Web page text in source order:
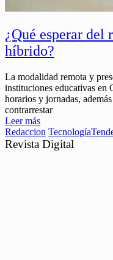
¿Qué esperar del
híbrido?
La modalidad remota y
instituciones educativas en
horarios y jornadas,
contrarrestar
Leer más
Redaccion Tecnología
Revista Digital